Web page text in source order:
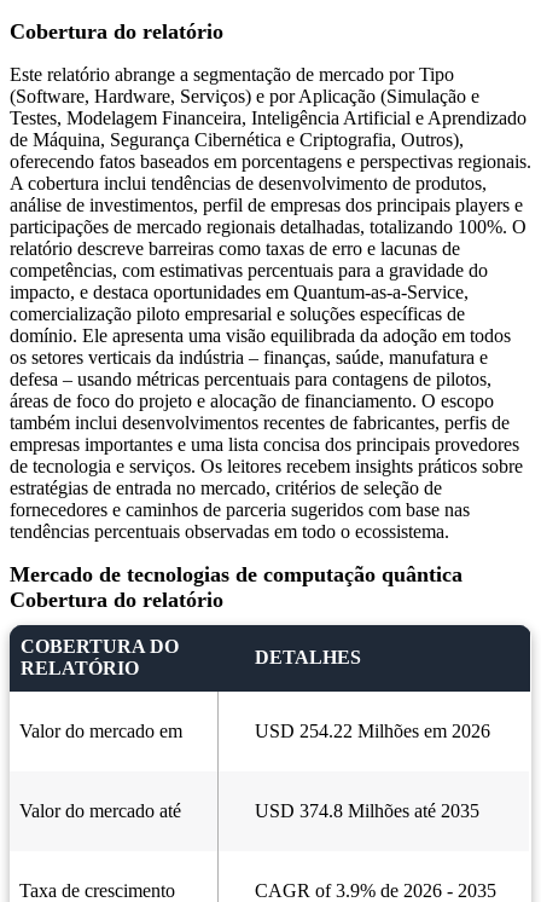
Cobertura do relatório
Este relatório abrange a segmentação de mercado por Tipo
(Software, Hardware, Serviços) e por Aplicação (Simulação e
Testes, Modelagem Financeira, Inteligência Artificial e Aprendizado
de Máquina, Segurança Cibernética e Criptografia, Outros),
oferecendo fatos baseados em porcentagens e perspectivas regionais.
A cobertura inclui tendências de desenvolvimento de produtos,
análise de investimentos, perfil de empresas dos principais players e
participações de mercado regionais detalhadas, totalizando 100%. O
relatório descreve barreiras como taxas de erro e lacunas de
competências, com estimativas percentuais para a gravidade do
impacto, e destaca oportunidades em Quantum-as-a-Service,
comercialização piloto empresarial e soluções específicas de
domínio. Ele apresenta uma visão equilibrada da adoção em todos
os setores verticais da indústria – finanças, saúde, manufatura e
defesa – usando métricas percentuais para contagens de pilotos,
áreas de foco do projeto e alocação de financiamento. O escopo
também inclui desenvolvimentos recentes de fabricantes, perfis de
empresas importantes e uma lista concisa dos principais provedores
de tecnologia e serviços. Os leitores recebem insights práticos sobre
estratégias de entrada no mercado, critérios de seleção de
fornecedores e caminhos de parceria sugeridos com base nas
tendências percentuais observadas em todo o ecossistema.
Mercado de tecnologias de computação quântica
Cobertura do relatório
COBERTURA DO
RELATÓRIO
DETALHES
Valor do mercado em USD 254.22 Milhões em 2026
Valor do mercado até USD 374.8 Milhões até 2035
Taxa de crescimento CAGR of 3.9% de 2026 - 2035